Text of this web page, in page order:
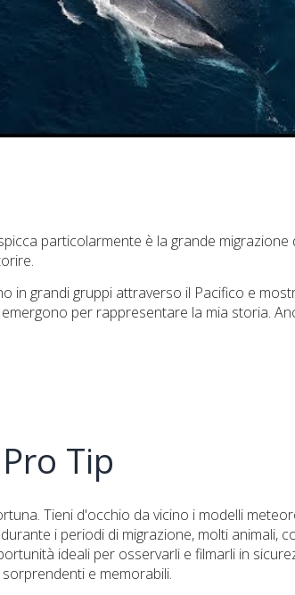
particolarmente è la grande migrazione
in grandi gruppi attraverso il Pacifico e
per rappresentare la mia storia.
Tip
Tieni d'occhio da vicino i modelli
i periodi di migrazione, molti animali,
ideali per osservarli e filmarli in
e memorabili.